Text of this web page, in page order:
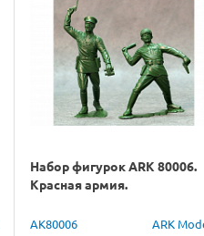
Набор фигурок ARK 80006.
Красная армия.
AK80006 ARK